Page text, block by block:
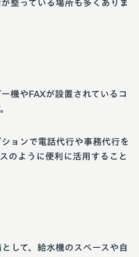
整っている場所も多くありま
機やFAXが設置されているコ
ョンで電話代行や事務代行を
のように便利に活用すること
して、給水機のスペースや自